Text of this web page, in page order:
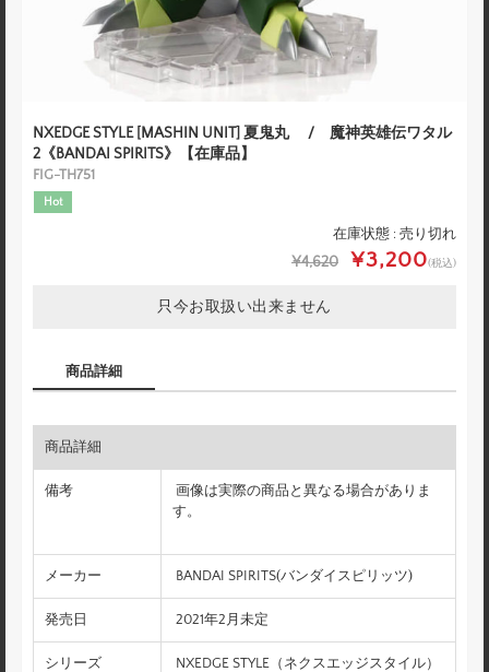
NXEDGE STYLE [MASHIN UNIT] 夏鬼丸 / 魔神英雄伝ワタル
2《BANDAI SPIRITS》【在庫品】
FIG-TH751
Hot
在庫状態 : 売り切れ
¥4,620 ¥3,200(税込)
只今お取扱い出来ません
商品詳細
商品詳細
備考
画像は実際の商品と異なる場合がありま
す。
メーカー BANDAI SPIRITS(バンダイスピリッツ)
発売日 2021年2月未定
シリーズ NXEDGE STYLE（ネクスエッジスタイル）